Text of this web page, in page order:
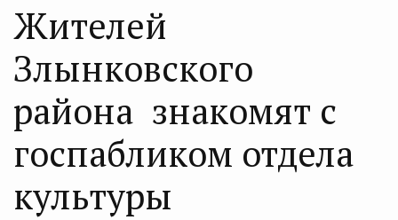
Жителей
Злынковского
района знакомят с
госпабликом отдела
культуры